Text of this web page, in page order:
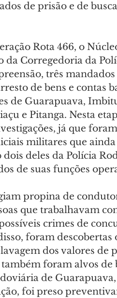
de prisão e de
Rota 466, o
da Corregedoria da
três mandados
de bens e contas
de Guarapuava,
e Pitanga. Nesta
já que
militares que
deles da Polícia
de suas funções
propina de
que trabalhavam
crimes de
foram descobertas
dos valores de
foram alvos de
de
foi preso